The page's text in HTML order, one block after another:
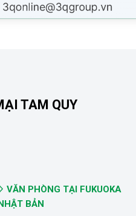
TAM QUY
VĂN PHÒNG TẠI FUKUOKA
NHẬT BẢN